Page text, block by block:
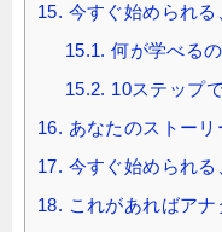
15. 今すぐ始められ
15.1. 何が学べるの
15.2. 10ステップ
16. あなたのストー
17. 今すぐ始められ
18. これがあればア